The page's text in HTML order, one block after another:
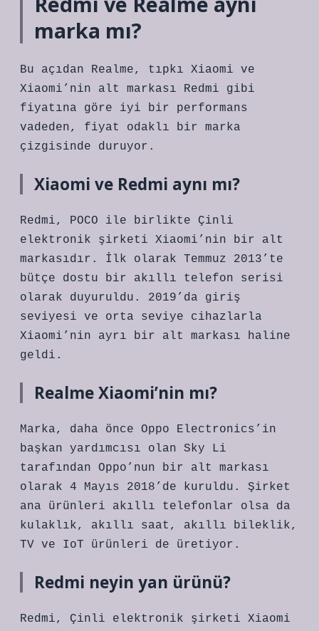
marka mı?
Bu açıdan Realme, tıpkı Xiaomi ve
Xiaomi’nin alt markası Redmi gibi
fiyatına göre iyi bir performans
vadeden, fiyat odaklı bir marka
çizgisinde duruyor.
Xiaomi ve Redmi aynı mı?
Redmi, POCO ile birlikte Çinli
elektronik şirketi Xiaomi’nin bir alt
markasıdır. İlk olarak Temmuz 2013’te
bütçe dostu bir akıllı telefon serisi
olarak duyuruldu. 2019’da giriş
seviyesi ve orta seviye cihazlarla
Xiaomi’nin ayrı bir alt markası haline
geldi.
Realme Xiaomi’nin mı?
Marka, daha önce Oppo Electronics’in
başkan yardımcısı olan Sky Li
tarafından Oppo’nun bir alt markası
olarak 4 Mayıs 2018’de kuruldu. Şirket
ana ürünleri akıllı telefonlar olsa da
kulaklık, akıllı saat, akıllı bileklik,
TV ve IoT ürünleri de üretiyor.
Redmi neyin yan ürünü?
Redmi, Çinli elektronik şirketi Xiaomi